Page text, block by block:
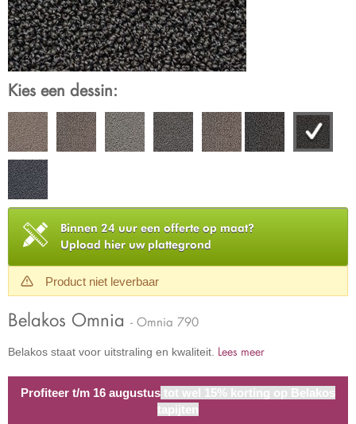
Kies een dessin:
Binnen 24 uur een offerte op maat?
Upload hier uw plattegrond
Product niet leverbaar
Belakos Omnia - Omnia 790
Belakos staat voor uitstraling en kwaliteit. Lees meer
Profiteer t/m 16 augustus tot wel 15% korting op Belakos
tapijten